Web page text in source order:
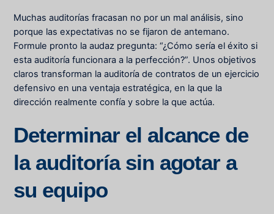
Muchas auditorías fracasan no por un mal análisis, sino
porque las expectativas no se fijaron de antemano.
Formule pronto la audaz pregunta: “¿Cómo sería el éxito si
esta auditoría funcionara a la perfección?”. Unos objetivos
claros transforman la auditoría de contratos de un ejercicio
defensivo en una ventaja estratégica, en la que la
dirección realmente confía y sobre la que actúa.
Determinar el alcance de
la auditoría sin agotar a
su equipo